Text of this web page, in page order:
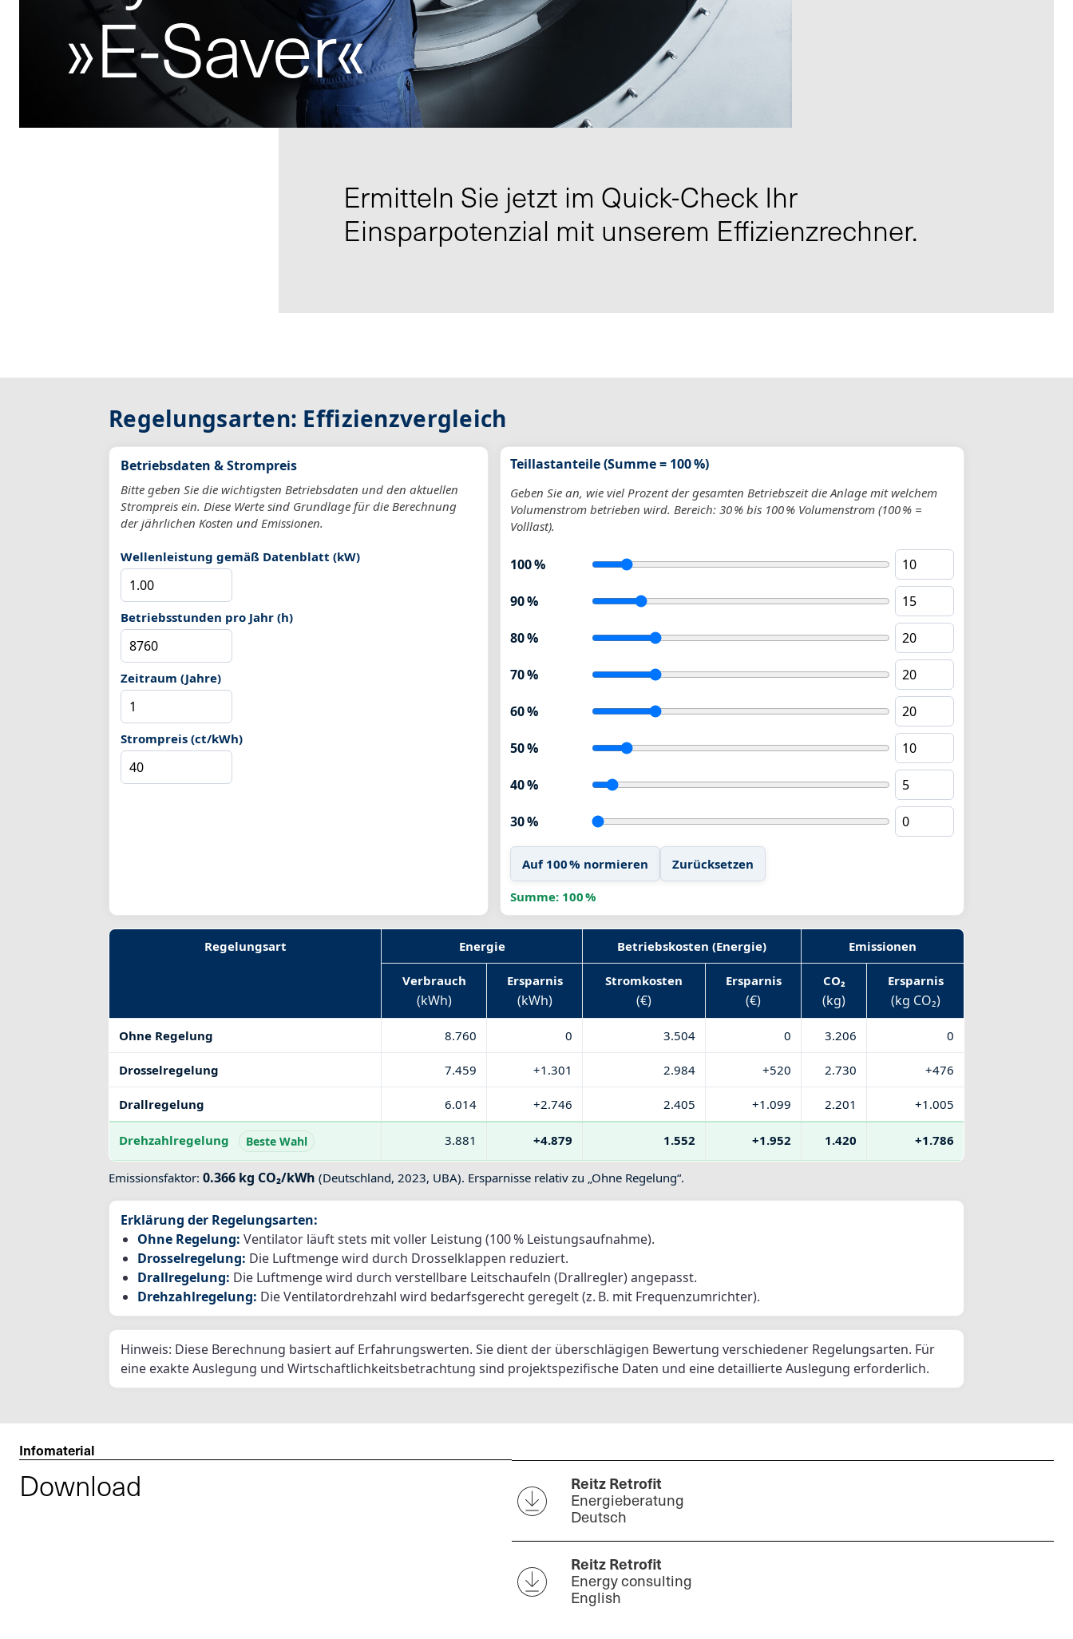
»E-Saver«
Ermitteln Sie jetzt im Quick-Check Ihr
Einsparpotenzial mit unserem Effizienzrechner.
Regelungsarten: Effizienzvergleich
Betriebsdaten & Strompreis
Bitte geben Sie die wichtigsten Betriebsdaten und den aktuellen
Strompreis ein. Diese Werte sind Grundlage für die Berechnung
der jährlichen Kosten und Emissionen.
Wellenleistung gemäß Datenblatt (kW)
Betriebsstunden pro Jahr (h)
Zeitraum (Jahre)
Strompreis (ct/kWh)
Teillastanteile (Summe = 100 %)
Geben Sie an, wie viel Prozent der gesamten Betriebszeit die Anlage mit welchem
Volumenstrom betrieben wird. Bereich: 30 % bis 100 % Volumenstrom (100 % =
Volllast).
100 %
90 %
80 %
70 %
60 %
50 %
40 %
30 %
Auf 100 % normieren Zurücksetzen
Summe: 100 %
Regelungsart Energie Betriebskosten (Energie) Emissionen
Verbrauch
(kWh)
Ersparnis
(kWh)
Stromkosten
(€)
Ersparnis
(€)
CO₂
(kg)
Ersparnis
(kg CO₂)
Ohne Regelung 8.760 0 3.504 0 3.206 0
Drosselregelung 7.459 +1.301 2.984 +520 2.730 +476
Drallregelung 6.014 +2.746 2.405 +1.099 2.201 +1.005
Drehzahlregelung Beste Wahl 3.881 +4.879 1.552 +1.952 1.420 +1.786
Emissionsfaktor: 0.366 kg CO₂/kWh (Deutschland, 2023, UBA). Ersparnisse relativ zu „Ohne Regelung“.
Erklärung der Regelungsarten:
Ohne Regelung: Ventilator läuft stets mit voller Leistung (100 % Leistungsaufnahme).
Drosselregelung: Die Luftmenge wird durch Drosselklappen reduziert.
Drallregelung: Die Luftmenge wird durch verstellbare Leitschaufeln (Drallregler) angepasst.
Drehzahlregelung: Die Ventilatordrehzahl wird bedarfsgerecht geregelt (z. B. mit Frequenzumrichter).
Hinweis: Diese Berechnung basiert auf Erfahrungswerten. Sie dient der überschlägigen Bewertung verschiedener Regelungsarten. Für
eine exakte Auslegung und Wirtschaftlichkeitsbetrachtung sind projektspezifische Daten und eine detaillierte Auslegung erforderlich.
Infomaterial
Download
Reitz Retrofit
Energieberatung
Deutsch
Reitz Retrofit
Energy consulting
English
Ihr Kontakt zu uns
Nutzen Sie gerne unser Kontaktformular
und schicken Sie uns Ihre Anfrage.
Allgemein Neugeschäft Service Ersatzteile Retrofit